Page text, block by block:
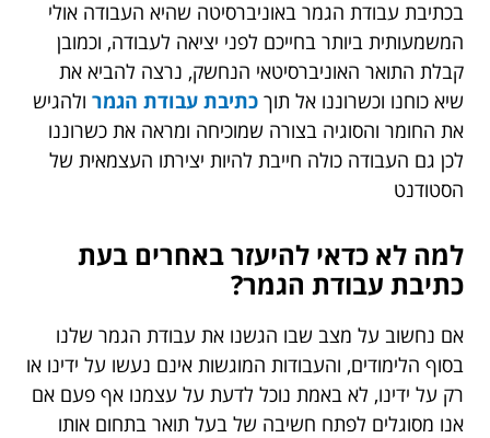
בכתיבת עבודת הגמר באוניברסיטה שהיא העבודה אולי
המשמעותית ביותר בחייכם לפני יציאה לעבודה, וכמובן
קבלת התואר האוניברסיטאי הנחשק, נרצה להביא את
שיא כוחנו וכשרוננו אל תוך כתיבת עבודת הגמר ולהגיש
את החומר והסוגיה בצורה שמוכיחה ומראה את כשרוננו
לכן גם העבודה כולה חייבת להיות יצירתו העצמאית של
הסטודנט
למה לא כדאי להיעזר באחרים בעת
כתיבת עבודת הגמר?
אם נחשוב על מצב שבו הגשנו את עבודת הגמר שלנו
בסוף הלימודים, והעבודות המוגשות אינם נעשו על ידינו או
רק על ידינו, לא באמת נוכל לדעת על עצמנו אף פעם אם
אנו מסוגלים לפתח חשיבה של בעל תואר בתחום אותו